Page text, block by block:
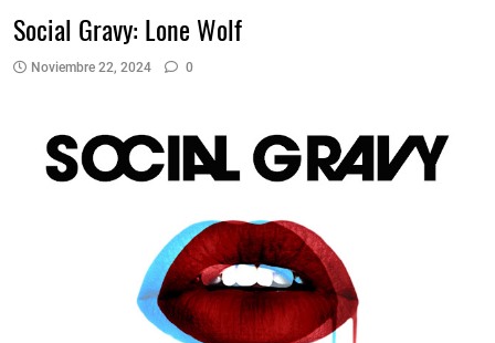
Social Gravy: Lone Wolf
Noviembre 22, 2024 0